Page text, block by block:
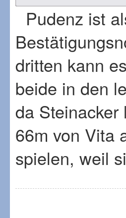
Pudenz ist
dritten kann
beide in den
da
66m von Vita
spielen, weil